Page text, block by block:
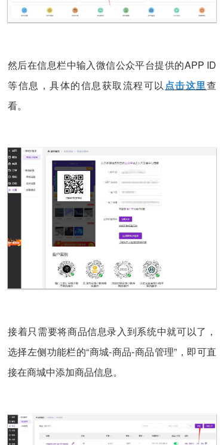
然后在信息栏中输入微信公众平台提供的APP ID
等信息，具体的信息获取流程可以 点击这里查
看。
接着只需要将商品信息录入到系统中就可以了，
选择左侧功能栏的“商城-商品-商品管理”，即可直
接在商城中添加商品信息。